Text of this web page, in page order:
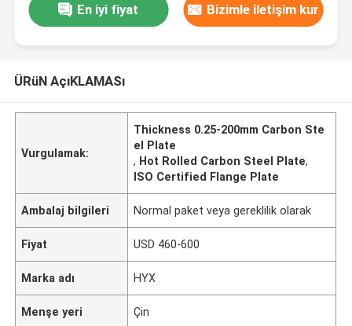
En iyi fiyat Bizimle iletişim kur
ÜRüN AçıKLAMASı
Vurgulamak:
Thickness 0.25-200mm Carbon Ste
el Plate
, Hot Rolled Carbon Steel Plate,
ISO Certified Flange Plate
Ambalaj bilgileri Normal paket veya gereklilik olarak
Fiyat USD 460-600
Marka adı HYX
Menşe yeri Çin